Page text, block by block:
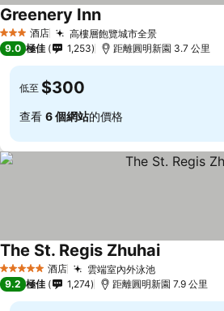
3 星級 酒店 高樓層飽覽城市全景
Greenery Inn
9.0 極佳 1,253 距離圓明新園 3.7 公里
低至 $300
查看 6 個網站的價格
5 星級 酒店 雲端室內外泳池
The St. Regis Zhuhai
9.2 極佳 1,274 距離圓明新園 7.9 公里